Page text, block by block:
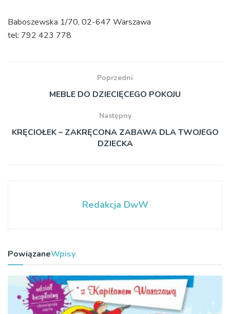
Baboszewska 1/70, 02-647 Warszawa
tel: 792 423 778
Poprzedni
MEBLE DO DZIECIĘCEGO POKOJU
Następny
KRĘCIOŁEK – ZAKRĘCONA ZABAWA DLA TWOJEGO
DZIECKA
Redakcja DwW
PowiązaneWpisy